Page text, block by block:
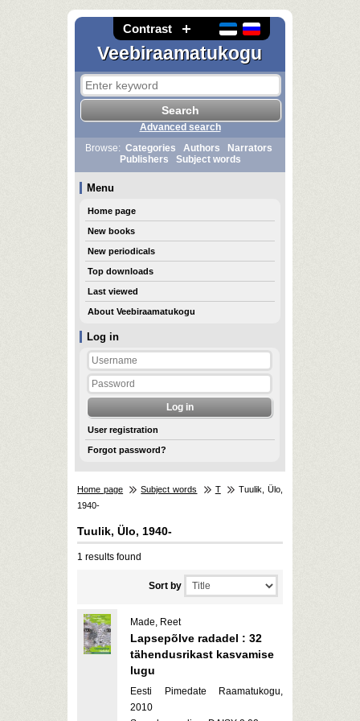
Contrast
Veebiraamatukogu
Log in
User registration
Forgot password?
Advanced search
Browse: Categories Authors
Narrators
Publishers
Subject words
Menu
Home page
New books
New periodicals
Top downloads
Last viewed
About Veebiraamatukogu
Home page Subject words T
Tuulik, Ülo,
1940-
Tuulik, Ülo, 1940-
1 results found
Sort by
Made, Reet
Lapsepõlve radadel : 32
tähendusrikast kasvamise
lugu
Eesti Pimedate Raamatukogu,
2010